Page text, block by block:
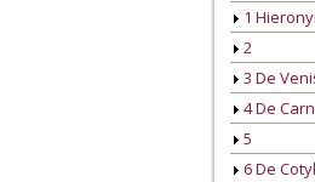
1
2
3 De
4 De
5
6 De